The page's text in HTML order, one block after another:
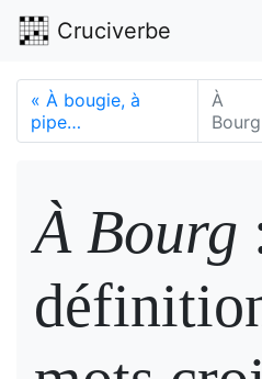
Cruciverbe
« À bougie, à
pipe…
À
Bourg
À Bourg